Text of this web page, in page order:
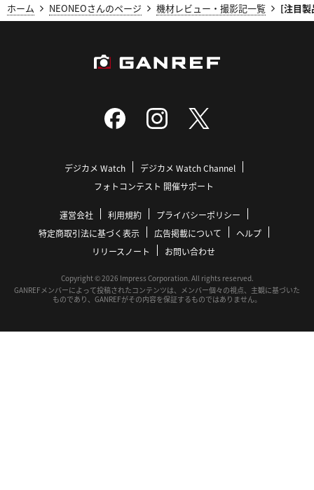
ホーム NEONEOさんのページ 機材レビュー・撮影記一覧 [注目製
デジカメ Watch
デジカメ Watch Channel
フォトコンテスト 開催サポート
運営会社 利用規約
プライバシーポリシー
特定商取引法に基づく表示
広告掲載について
ヘルプ
リリースノート
お問い合わせ
Copyright © 2026 Impress Corporation. All rights reserved.
GANREFメンバーによって投稿されたコンテンツは、メンバー個々の視点、主観に基づいた
ものであり、GANREFがその内容を保証するものではありません。